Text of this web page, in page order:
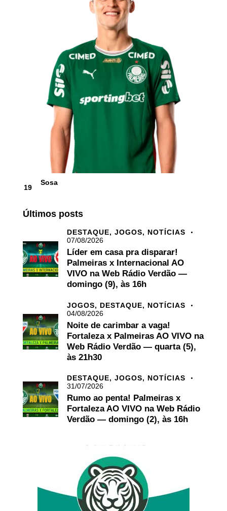
19
Sosa
Últimos posts
DESTAQUE, JOGOS, NOTÍCIAS
07/08/2026
Líder em casa pra disparar!
Palmeiras x Internacional AO
VIVO na Web Rádio Verdão —
domingo (9), às 16h
JOGOS, DESTAQUE, NOTÍCIAS
04/08/2026
Noite de carimbar a vaga!
Fortaleza x Palmeiras AO VIVO na
Web Rádio Verdão — quarta (5),
às 21h30
DESTAQUE, JOGOS, NOTÍCIAS
31/07/2026
Rumo ao penta! Palmeiras x
Fortaleza AO VIVO na Web Rádio
Verdão — domingo (2), às 16h